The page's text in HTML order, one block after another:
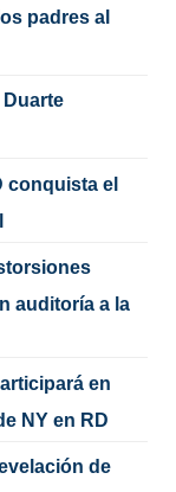
padres al
conquista el
auditoría a la
en
NY en RD
de